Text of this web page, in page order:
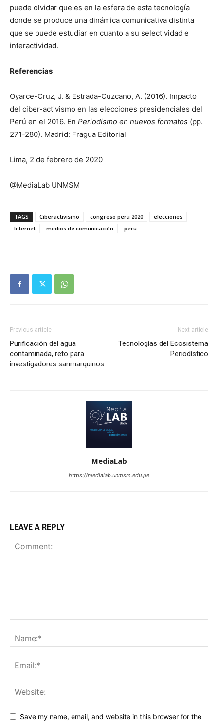
puede olvidar que es en la esfera de esta tecnología
donde se produce una dinámica comunicativa distinta
que se puede estudiar en cuanto a su selectividad e
interactividad.
Referencias
Oyarce-Cruz, J. & Estrada-Cuzcano, A. (2016). Impacto
del ciber-activismo en las elecciones presidenciales del
Perú en el 2016. En Periodismo en nuevos formatos (pp.
271-280). Madrid: Fragua Editorial.
Lima, 2 de febrero de 2020
@MediaLab UNMSM
TAGS Ciberactivismo congreso peru 2020
elecciones
Internet
medios de comunicación peru
Previous article
Purificación del agua
contaminada, reto para
investigadores sanmarquinos
Next article
Tecnologías del Ecosistema
Periodístico
MediaLab
https://medialab.unmsm.edu.pe
LEAVE A REPLY
Save my name, email, and website in this browser for the